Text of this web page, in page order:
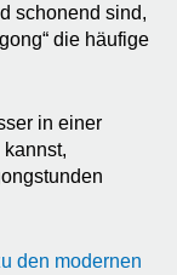
schonend sind,
die häufige
in einer
den modernen